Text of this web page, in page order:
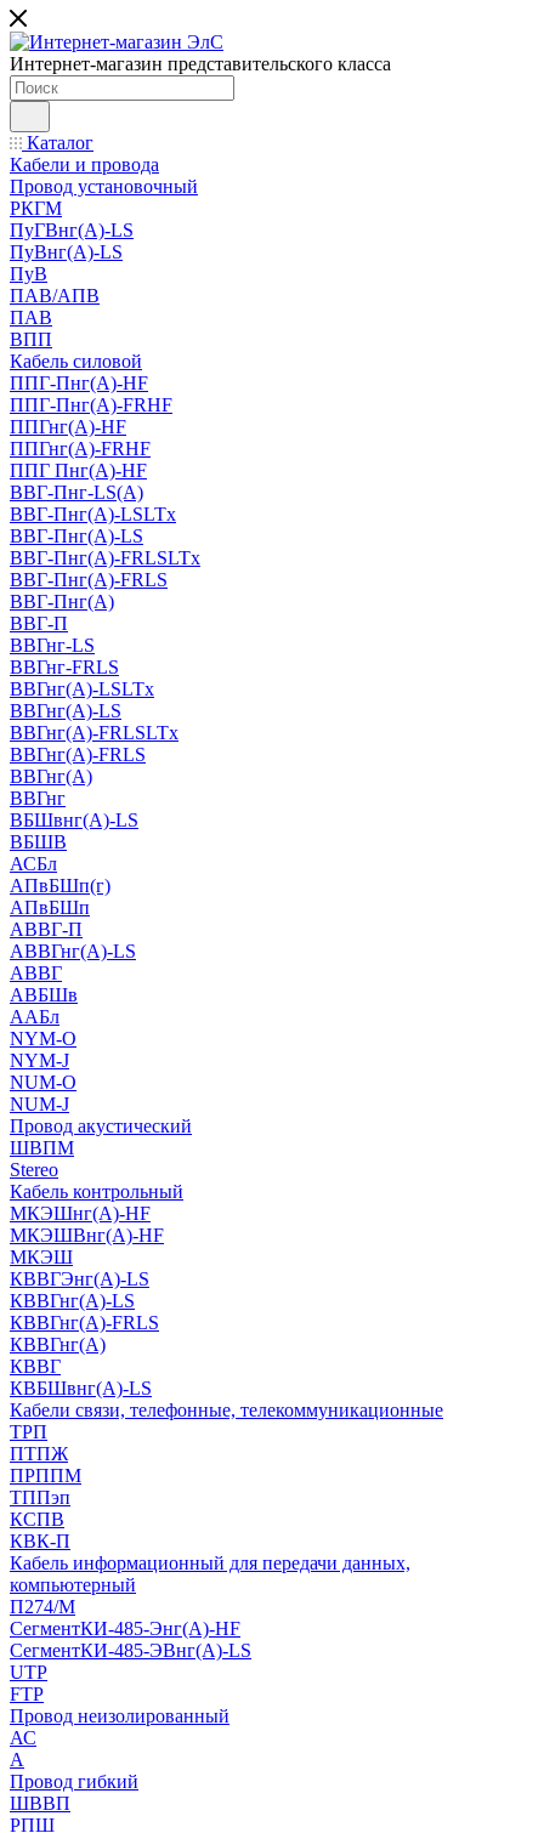
Интернет-магазин представительского класса
Каталог
Кабели и провода
Провод установочный
РКГМ
ПуГВнг(А)-LS
ПуВнг(А)-LS
ПуВ
ПАВ/АПВ
ПАВ
ВПП
Кабель силовой
ППГ-Пнг(А)-HF
ППГ-Пнг(А)-FRHF
ППГнг(А)-HF
ППГнг(А)-FRHF
ППГ Пнг(А)-HF
ВВГ-Пнг-LS(А)
ВВГ-Пнг(А)-LSLTx
ВВГ-Пнг(А)-LS
ВВГ-Пнг(А)-FRLSLTx
ВВГ-Пнг(А)-FRLS
ВВГ-Пнг(А)
ВВГ-П
ВВГнг-LS
ВВГнг-FRLS
ВВГнг(А)-LSLTx
ВВГнг(А)-LS
ВВГнг(А)-FRLSLTx
ВВГнг(А)-FRLS
ВВГнг(А)
ВВГнг
ВБШвнг(А)-LS
ВБШВ
АСБл
АПвБШп(г)
АПвБШп
АВВГ-П
АВВГнг(А)-LS
АВВГ
АВБШв
ААБл
NYM-O
NYM-J
NUM-О
NUM-J
Провод акустический
ШВПМ
Stereo
Кабель контрольный
МКЭШнг(A)-HF
МКЭШВнг(А)-HF
МКЭШ
КВВГЭнг(А)-LS
КВВГнг(А)-LS
КВВГнг(А)-FRLS
КВВГнг(А)
КВВГ
КВБШвнг(А)-LS
Кабели связи, телефонные, телекоммуникационные
ТРП
ПТПЖ
ПРППМ
ТППэп
КСПВ
КВК-П
Кабель информационный для передачи данных,
компьютерный
П274/М
СегментКИ-485-Энг(А)-HF
СегментКИ-485-ЭВнг(А)-LS
UTP
FTP
Провод неизолированный
АС
А
Провод гибкий
ШВВП
РПШ